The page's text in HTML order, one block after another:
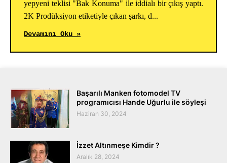
yepyeni teklisi "Bak Konuma" ile iddialı bir çıkış yaptı.
2K Prodüksiyon etiketiyle çıkan şarkı, d...
Devamını Oku »
Başarılı Manken fotomodel TV
programıcısı Hande Uğurlu ile söyleşi
Haziran 30, 2024
İzzet Altınmeşe Kimdir ?
Aralık 28, 2024